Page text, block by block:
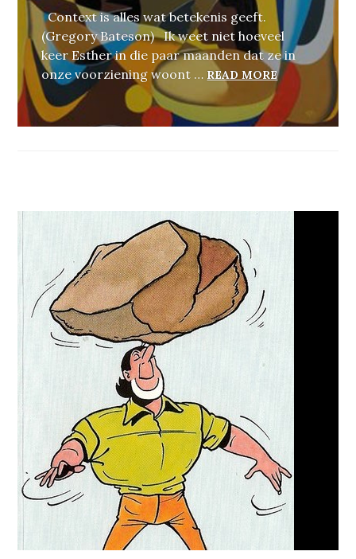
Context is alles wat betekenis geeft.
(Gregory Bateson) Ik weet niet hoeveel
keer Esther in die paar maanden dat ze in
onze voorziening woont … READ MOREVOYAGE AU